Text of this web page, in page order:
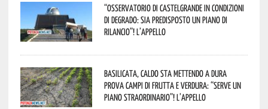
“Osservatorio di Castelgrande in condizioni
di degrado: sia predisposto un piano di
rilancio”! L’appello
Basilicata, caldo sta mettendo a dura
prova campi di frutta e verdura: “Serve un
piano straordinario”! L’appello